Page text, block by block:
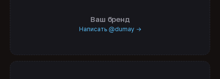
Ваш бренд
Написать @dumay →